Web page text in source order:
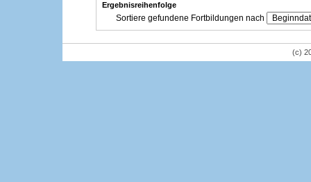
Ergebnisreihenfolge
Sortiere gefundene Fortbildungen nach
(c)